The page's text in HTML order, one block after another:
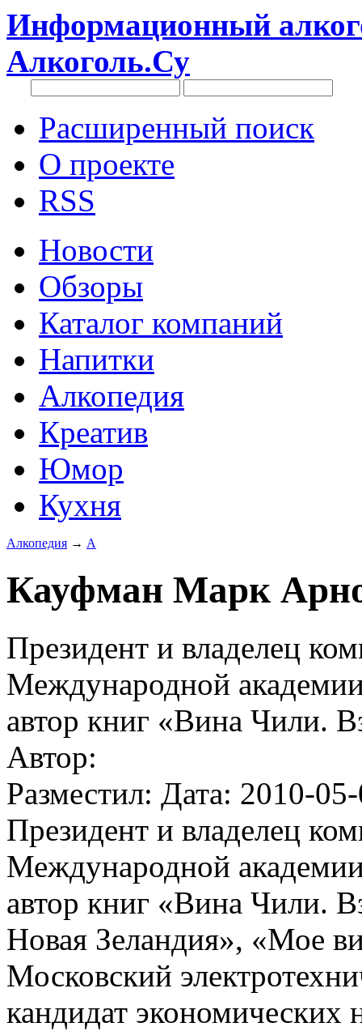
Информационный
Алкоголь.Су
Расширенный поиск
О проекте
RSS
Новости
Обзоры
Каталог компаний
Напитки
Алкопедия
Креатив
Юмор
Кухня
Алкопедия → А
Кауфман Марк
Президент и владелец
Международной
автор книг «Вина Чили.
Автор:
Разместил: Дата: 2010-
Президент и владелец
Международной
автор книг «Вина Чили.
Новая Зеландия», «Мое
Московский
кандидат экономических